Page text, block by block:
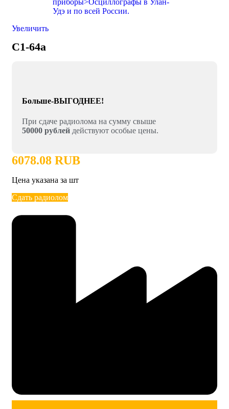
Увеличить
C1-64а
Больше-ВЫГОДНЕЕ!
При сдаче радиолома на сумму свыше
50000 рублей действуют особые цены.
6078.08 RUB
Цена указана за шт
Сдать радиолом